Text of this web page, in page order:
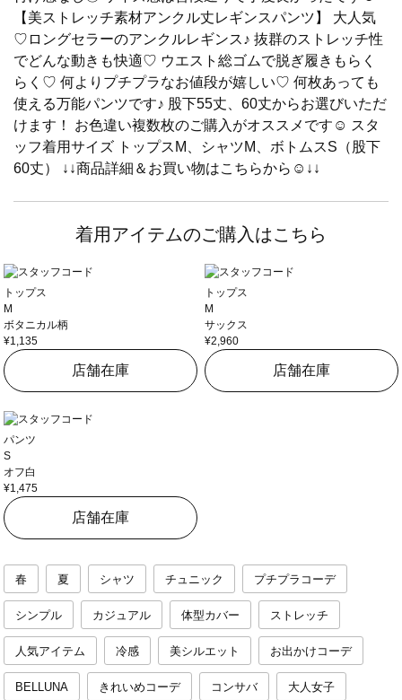
【美ストレッチ素材アンクル丈レギンスパンツ】 大人気
♡ロングセラーのアンクルレギンス♪ 抜群のストレッチ性
でどんな動きも快適♡ ウエスト総ゴムで脱ぎ履きもらく
らく♡ 何よりプチプラなお値段が嬉しい♡ 何枚あっても
使える万能パンツです♪ 股下55丈、60丈からお選びいただ
けます！ お色違い複数枚のご購入がオススメです☺︎︎ スタ
ッフ着用サイズ トップスM、シャツM、ボトムスS（股下
60丈） ↓↓商品詳細＆お買い物はこちらから☺︎︎↓↓
着用アイテムのご購入はこちら
トップス
M
ボタニカル柄
¥1,135
店舗在庫
トップス
M
サックス
¥2,960
店舗在庫
パンツ
S
オフ白
¥1,475
店舗在庫
春 夏 シャツ チュニック プチプラコーデ
シンプル カジュアル 体型カバー ストレッチ
人気アイテム 冷感 美シルエット お出かけコーデ
BELLUNA きれいめコーデ コンサバ 大人女子